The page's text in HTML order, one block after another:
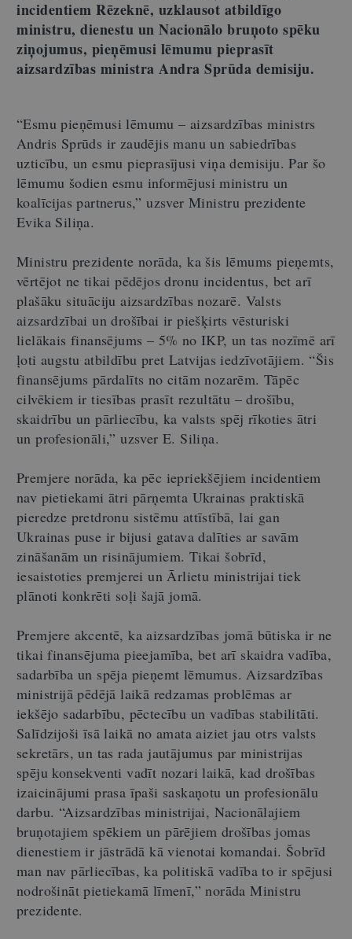
incidentiem Rēzeknē, uzklausot atbildīgo
ministru, dienestu un Nacionālo bruņoto spēku
ziņojumus, pieņēmusi lēmumu pieprasīt
aizsardzības ministra Andra Sprūda demisiju.
“Esmu pieņēmusi lēmumu – aizsardzības ministrs
Andris Sprūds ir zaudējis manu un sabiedrības
uzticību, un esmu pieprasījusi viņa demisiju. Par šo
lēmumu šodien esmu informējusi ministru un
koalīcijas partnerus,” uzsver Ministru prezidente
Evika Siliņa.
Ministru prezidente norāda, ka šis lēmums pieņemts,
vērtējot ne tikai pēdējos dronu incidentus, bet arī
plašāku situāciju aizsardzības nozarē. Valsts
aizsardzībai un drošībai ir piešķirts vēsturiski
lielākais finansējums – 5% no IKP, un tas nozīmē arī
ļoti augstu atbildību pret Latvijas iedzīvotājiem. “Šis
finansējums pārdalīts no citām nozarēm. Tāpēc
cilvēkiem ir tiesības prasīt rezultātu – drošību,
skaidrību un pārliecību, ka valsts spēj rīkoties ātri
un profesionāli,” uzsver E. Siliņa.
Premjere norāda, ka pēc iepriekšējiem incidentiem
nav pietiekami ātri pārņemta Ukrainas praktiskā
pieredze pretdronu sistēmu attīstībā, lai gan
Ukrainas puse ir bijusi gatava dalīties ar savām
zināšanām un risinājumiem. Tikai šobrīd,
iesaistoties premjerei un Ārlietu ministrijai tiek
plānoti konkrēti soļi šajā jomā.
Premjere akcentē, ka aizsardzības jomā būtiska ir ne
tikai finansējuma pieejamība, bet arī skaidra vadība,
sadarbība un spēja pieņemt lēmumus. Aizsardzības
ministrijā pēdējā laikā redzamas problēmas ar
iekšējo sadarbību, pēctecību un vadības stabilitāti.
Salīdzijoši īsā laikā no amata aiziet jau otrs valsts
sekretārs, un tas rada jautājumus par ministrijas
spēju konsekventi vadīt nozari laikā, kad drošības
izaicinājumi prasa īpaši saskaņotu un profesionālu
darbu. “Aizsardzības ministrijai, Nacionālajiem
bruņotajiem spēkiem un pārējiem drošības jomas
dienestiem ir jāstrādā kā vienotai komandai. Šobrīd
man nav pārliecības, ka politiskā vadība to ir spējusi
nodrošināt pietiekamā līmenī,” norāda Ministru
prezidente.